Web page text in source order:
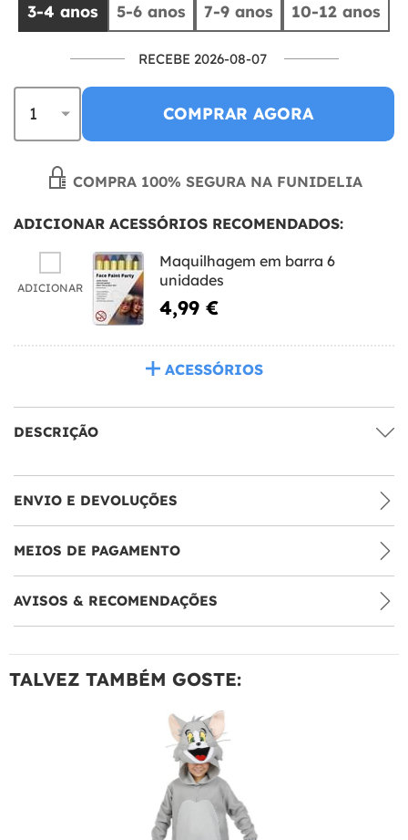
3-4 anos 5-6 anos 7-9 anos 10-12 anos
RECEBE 2026-08-07
COMPRAR AGORA
COMPRA 100% SEGURA NA FUNIDELIA
ADICIONAR ACESSÓRIOS RECOMENDADOS:
ADICIONAR
Maquilhagem em barra 6
unidades
4,99 €
ACESSÓRIOS
DESCRIÇÃO
ENVIO E DEVOLUÇÕES
MEIOS DE PAGAMENTO
AVISOS & RECOMENDAÇÕES
TALVEZ TAMBÉM GOSTE: